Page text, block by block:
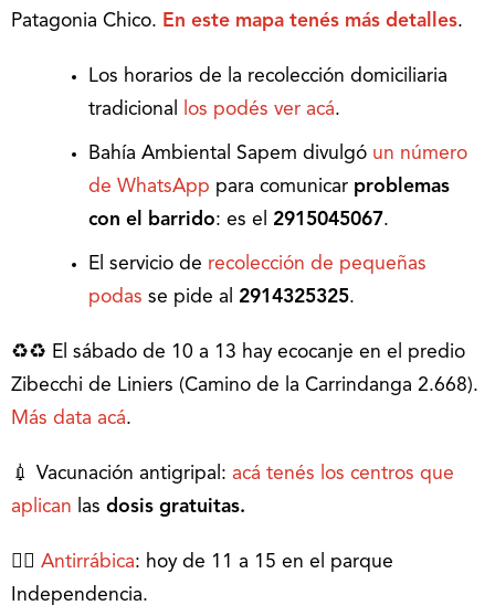
Patagonia Chico. En este mapa tenés más detalles.
Los horarios de la recolección domiciliaria
tradicional
los podés ver acá.
Bahía Ambiental Sapem divulgó un número
de WhatsApp para comunicar problemas
con el barrido: es el 2915045067.
El servicio de recolección de pequeñas
podas se pide al 2914325325.
♻♻ El sábado de 10 a 13 hay ecocanje en el predio
Zibecchi de Liniers (Camino de la Carrindanga 2.668).
Más data acá.
💉 Vacunación antigripal: acá tenés los centros que
aplican las dosis gratuitas.
🐕‍🦺 Antirrábica: hoy de 11 a 15 en el parque
Independencia.